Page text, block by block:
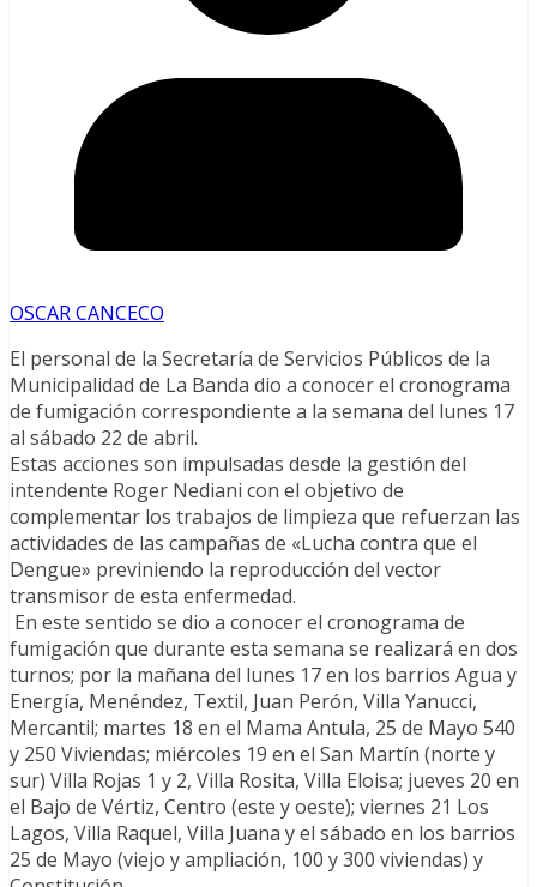
OSCAR CANCECO
El personal de la Secretaría de Servicios Públicos de la
Municipalidad de La Banda dio a conocer el cronograma
de fumigación correspondiente a la semana del lunes 17
al sábado 22 de abril.
Estas acciones son impulsadas desde la gestión del
intendente Roger Nediani con el objetivo de
complementar los trabajos de limpieza que refuerzan las
actividades de las campañas de «Lucha contra que el
Dengue» previniendo la reproducción del vector
transmisor de esta enfermedad.
En este sentido se dio a conocer el cronograma de
fumigación que durante esta semana se realizará en dos
turnos; por la mañana del lunes 17 en los barrios Agua y
Energía, Menéndez, Textil, Juan Perón, Villa Yanucci,
Mercantil; martes 18 en el Mama Antula, 25 de Mayo 540
y 250 Viviendas; miércoles 19 en el San Martín (norte y
sur) Villa Rojas 1 y 2, Villa Rosita, Villa Eloisa; jueves 20 en
el Bajo de Vértiz, Centro (este y oeste); viernes 21 Los
Lagos, Villa Raquel, Villa Juana y el sábado en los barrios
25 de Mayo (viejo y ampliación, 100 y 300 viviendas) y